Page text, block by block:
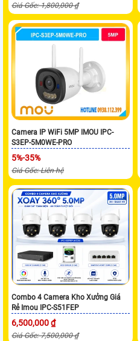
Giá Gốc: 1,800,000 ₫
Camera IP WiFi 5MP IMOU IPC-
S3EP-5M0WE-PRO
5%-35%
Giá Gốc: Liên hệ
Combo 4 Camera Kho Xưởng Giá
Rẻ Imou IPC-S51FEP
6,500,000 ₫
Giá Gốc: 7,500,000 ₫